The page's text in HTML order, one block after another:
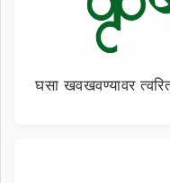
घसा खवखवण्यावर